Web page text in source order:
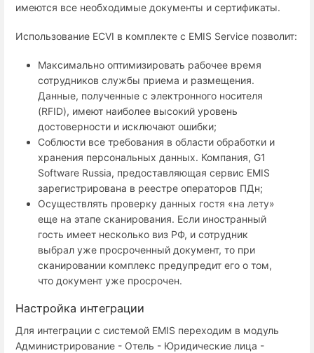
имеются все необходимые документы и сертификаты.
Использование ECVI в комплекте с EMIS Service позволит:
Максимально оптимизировать рабочее время
сотрудников службы приема и размещения.
Данные, полученные с электронного носителя
(RFID), имеют наиболее высокий уровень
достоверности и исключают ошибки;
Соблюсти все требования в области обработки и
хранения персональных данных. Компания, G1
Software Russia, предоставляющая сервис EMIS
зарегистрирована в реестре операторов ПДн;
Осуществлять проверку данных гостя «на лету»
еще на этапе сканирования. Если иностранный
гость имеет несколько виз РФ, и сотрудник
выбрал уже просроченный документ, то при
сканировании комплекс предупредит его о том,
что документ уже просрочен.
Настройка интеграции
Для интеграции с системой EMIS переходим в модуль
Администрирование - Отель - Юридические лица -